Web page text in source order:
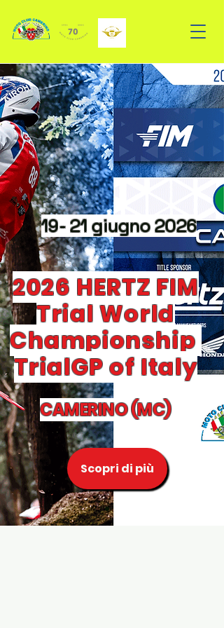
19- 21 giugno 2026
2026 HERTZ FIM
Trial World
Championship
TrialGP of Italy
CAMERINO (MC)
Scopri di più